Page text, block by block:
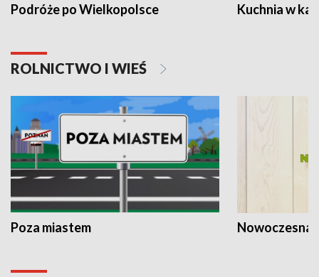
Podróże po Wielkopolsce Kuchnia w
ROLNICTWO I WIEŚ
Poza miastem Nowoczesna